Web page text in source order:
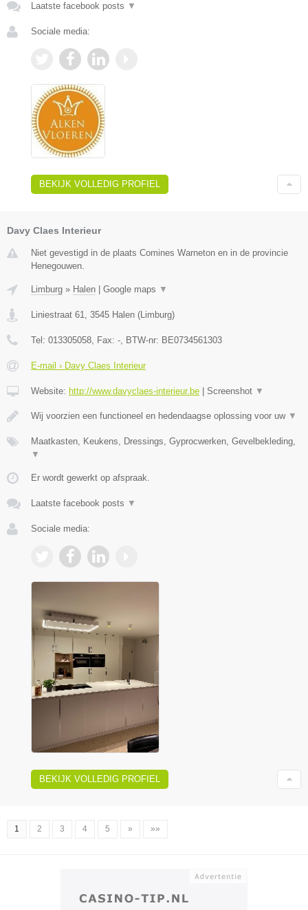
Laatste facebook posts ▼
Sociale media:
BEKIJK VOLLEDIG PROFIEL
Davy Claes Interieur
Niet gevestigd in de plaats Comines Warneton en in de provincie
Henegouwen.
Limburg » Halen Google maps ▼
Liniestraat 61, 3545 Halen (Limburg)
Tel: 013305058, Fax: -, BTW-nr: BE0734561303
E-mail › Davy Claes Interieur
Website: http://www.davyclaes-interieur.be Screenshot ▼
Wij voorzien een functioneel en hedendaagse oplossing voor uw ▼
Maatkasten, Keukens, Dressings, Gyprocwerken, Gevelbekleding,
▼
Er wordt gewerkt op afspraak.
Laatste facebook posts ▼
Sociale media:
BEKIJK VOLLEDIG PROFIEL
1 2 3 4 5 » »»